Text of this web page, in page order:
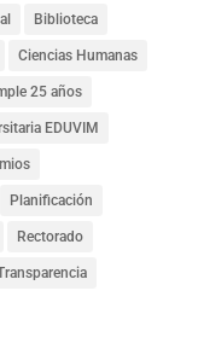
Biblioteca
Ciencias Humanas
25 años
EDUVIM
Planificación
Rectorado